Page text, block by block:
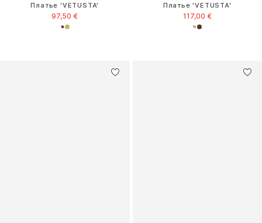
Платье 'VETUSTA'
97,50 €
Платье 'VETUSTA'
117,00 €